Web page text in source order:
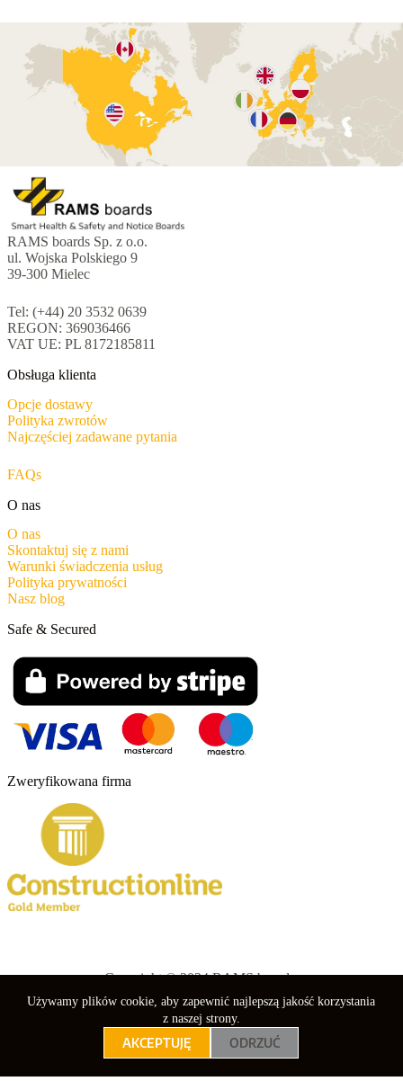
Używamy plików cookie, aby zapewnić najlepszą jakość korzystania
z naszej strony.
AKCEPTUJĘ ODRZUĆ
RAMS boards Sp. z o.o.
ul. Wojska Polskiego 9
39-300 Mielec
Tel: (+44) 20 3532 0639
REGON: 369036466
VAT UE: PL 8172185811
Obsługa klienta
Opcje dostawy
Polityka zwrotów
Najczęściej zadawane pytania
FAQs
O nas
O nas
Skontaktuj się z nami
Warunki świadczenia usług
Polityka prywatności
Nasz blog
Zweryfikowana firma
Safe & Secured
Copyright © 2024 RAMS boards.
nebuso